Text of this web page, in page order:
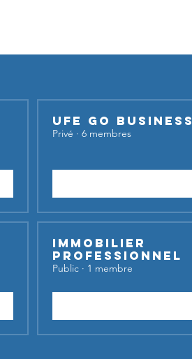
UFE GO BUSINESS
Privé · 6 membres
Immobilier
Professionnel
Public · 1 membre